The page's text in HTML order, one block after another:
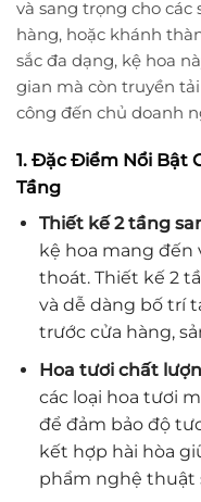
và sang trọng cho
hàng, hoặc khánh
sắc đa dạng, kệ hoa
gian mà còn truyền
công đến chủ doanh
1. Đặc Điểm Nổi Bật
Tầng
Thiết kế 2 tầng
kệ hoa mang đến
thoát. Thiết kế 2
và dễ dàng bố trí
trước cửa hàng,
Hoa tươi chất
các loại hoa tươi
để đảm bảo độ
kết hợp hài hòa
phẩm nghệ thuật